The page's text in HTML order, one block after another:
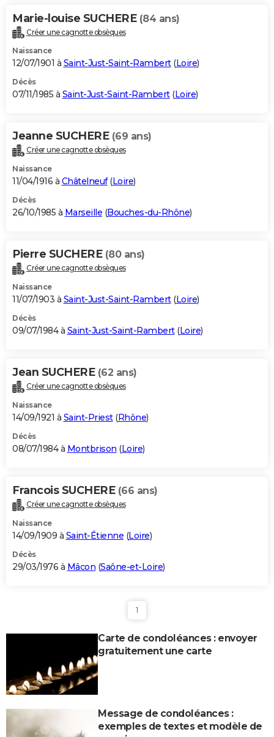
Marie-louise SUCHERE (84 ans)
Créer une cagnotte obsèques
Naissance
12/07/1901 à Saint-Just-Saint-Rambert(Loire)
Décès
07/11/1985 à Saint-Just-Saint-Rambert(Loire)
Jeanne SUCHERE (69 ans)
Créer une cagnotte obsèques
Naissance
11/04/1916 à Châtelneuf(Loire)
Décès
26/10/1985 à Marseille (Bouches-du-Rhône)
Pierre SUCHERE (80 ans)
Créer une cagnotte obsèques
Naissance
11/07/1903 à Saint-Just-Saint-Rambert(Loire)
Décès
09/07/1984 à Saint-Just-Saint-Rambert(Loire)
Jean SUCHERE (62 ans)
Créer une cagnotte obsèques
Naissance
14/09/1921 à Saint-Priest(Rhône)
Décès
08/07/1984 à Montbrison (Loire)
Francois SUCHERE (66 ans)
Créer une cagnotte obsèques
Naissance
14/09/1909 à Saint-Étienne (Loire)
Décès
29/03/1976 à Mâcon (Saône-et-Loire)
1
Carte de condoléances : envoyer
gratuitement une carte
Message de condoléances :
exemples de textes et modèle de